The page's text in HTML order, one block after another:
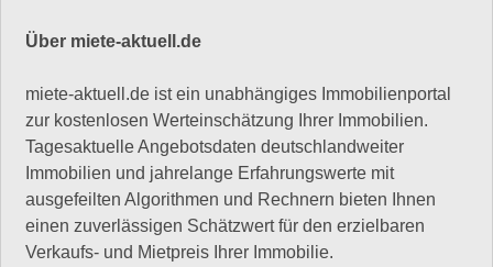
Über miete-aktuell.de
miete-aktuell.de ist ein unabhängiges Immobilienportal
zur kostenlosen Werteinschätzung Ihrer Immobilien.
Tagesaktuelle Angebotsdaten deutschlandweiter
Immobilien und jahrelange Erfahrungswerte mit
ausgefeilten Algorithmen und Rechnern bieten Ihnen
einen zuverlässigen Schätzwert für den erzielbaren
Verkaufs- und Mietpreis Ihrer Immobilie.